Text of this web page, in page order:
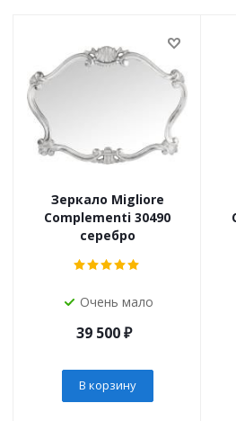
Зеркало Migliore
Complementi 30490
серебро
Очень мало
39 500₽
В корзину